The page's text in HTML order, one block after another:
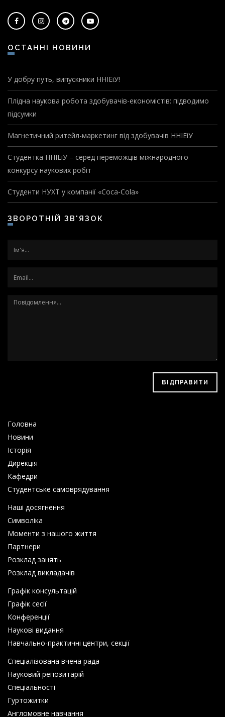
ОСТАННІ НОВИНИ
У добру путь, випускники ННІЕіУ!
Плідна наукова робота здобувачів-економістів: підводимо
підсумки
Магнетичний ритейл-маркетинг від здобувачів ННІЕіУ
Студентка ННІЕіУ – серед переможців міжнародного
конкурсу наукових робіт
Студенти НУХТ у компанії «Coca-Cola»
ЗВОРОТНІЙ ЗВ'ЯЗОК
ВІДПРАВИТИ
Головна
Новини
Історія
Дирекція
Кафедри
Студентське самоврядування
Наші досягнення
Символіка
Моменти з нашого життя
Партнери
Розклад занять
Розклад викладачів
Графік консультацій
Графік сесії
Конференції
Наукові видання
Навчально-практичні центри, секції
Спеціалізована вчена рада
Науковий репозитарій
Спеціальності
Гуртожитки
Англомовне навчання